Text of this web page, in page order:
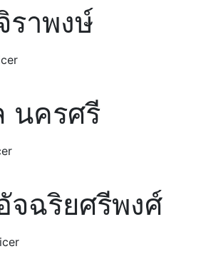
ราพงษ์
นครศรี
ฉริยศรีพงศ์